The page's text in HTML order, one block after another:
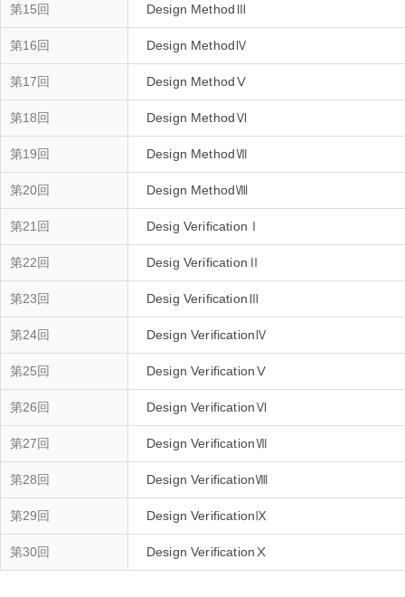
第15回 Design MethodⅢ
第16回 Design MethodⅣ
第17回 Design MethodⅤ
第18回
第19回 Design MethodⅦ
第20回 Design MethodⅧ
第21回 Desig VerificationⅠ
第22回 Desig VerificationⅡ
第23回
第24回 Design VerificationⅣ
第25回
第26回 Design VerificationⅥ
第27回 Design VerificationⅦ
第28回 Design VerificationⅧ
第29回 Design VerificationⅨ
第30回 Design VerificationⅩ